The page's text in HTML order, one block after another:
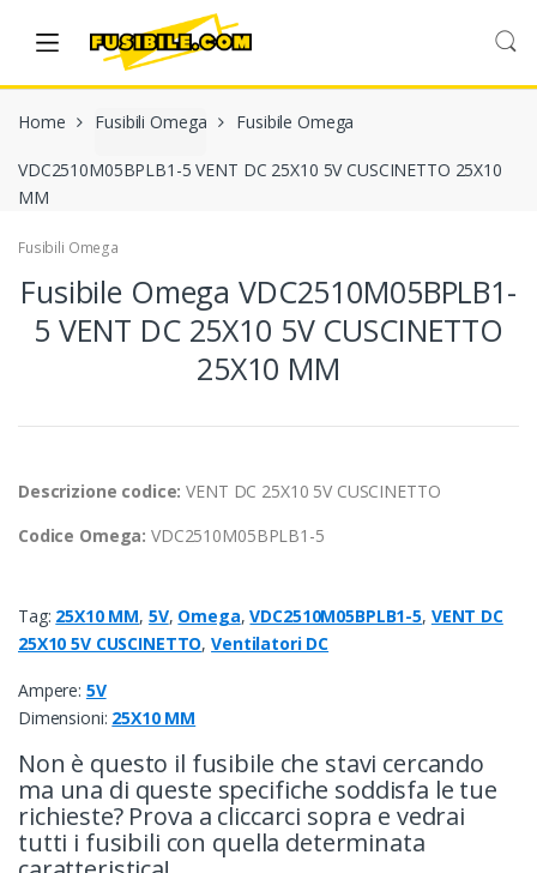
Home Fusibili Omega Fusibile Omega
VDC2510M05BPLB1-5 VENT DC 25X10 5V CUSCINETTO 25X10
MM
Fusibili Omega
Fusibile Omega VDC2510M05BPLB1-
5 VENT DC 25X10 5V CUSCINETTO
25X10 MM
Descrizione codice: VENT DC 25X10 5V CUSCINETTO
Codice Omega: VDC2510M05BPLB1-5
Tag: 25X10 MM, 5V, Omega,VDC2510M05BPLB1-5, VENT DC
25X10 5V CUSCINETTO,Ventilatori DC
Ampere: 5V
Dimensioni: 25X10 MM
Non è questo il fusibile che stavi cercando
ma una di queste specifiche soddisfa le tue
richieste? Prova a cliccarci sopra e vedrai
tutti i fusibili con quella determinata